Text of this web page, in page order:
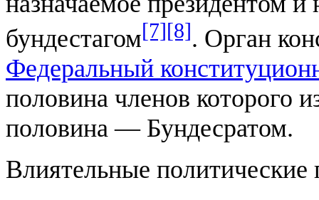
бундестагом[7][8]. Орган
Федеральный
половина членов которого
половина — Бундесратом.
Влиятельные политические